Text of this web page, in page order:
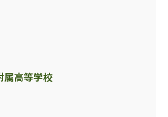
属高等学校